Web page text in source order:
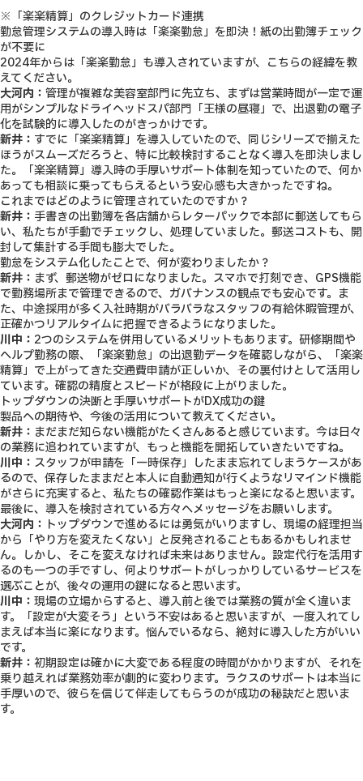
※「楽楽精算」のクレジットカード連携
勤怠管理システムの導入時は「楽楽勤怠」を即決！紙の出勤簿チェック
が不要に
2024年からは「楽楽勤怠」も導入されていますが、こちらの経緯を教
えてください。
大河内： 管理が複雑な美容室部門に先立ち、まずは営業時間が一定で運
用がシンプルなドライヘッドスパ部門「王様の昼寝」で、出退勤の電子
化を試験的に導入したのがきっかけです。
新井： すでに「楽楽精算」を導入していたので、同じシリーズで揃えた
ほうがスムーズだろうと、特に比較検討することなく導入を即決しまし
た。
「楽楽精算」導入時の手厚いサポート体制を知っていたので、何か
あっても相談に乗ってもらえるという安心感も大きかったですね。
これまではどのように管理されていたのですか？
新井： 手書きの出勤簿を各店舗からレターパックで本部に郵送してもら
い、私たちが手動でチェックし、処理していました。郵送コストも、開
封して集計する手間も膨大でした。
勤怠をシステム化したことで、何が変わりましたか？
新井： まず、郵送物がゼロになりました。スマホで打刻でき、GPS機能
で勤務場所まで管理できるので、ガバナンスの観点でも安心です。ま
た、中途採用が多く入社時期がバラバラなスタッフの有給休暇管理が、
正確かつリアルタイムに把握できるようになりました。
川中： 2つのシステムを併用しているメリットもあります。 研修期間や
ヘルプ勤務の際、「楽楽勤怠」の出退勤データを確認しながら、「楽楽
精算」で上がってきた交通費申請が正しいか、その裏付けとして活用し
ています。 確認の精度とスピードが格段に上がりました。
トップダウンの決断と手厚いサポートがDX成功の鍵
製品への期待や、今後の活用について教えてください。
新井： まだまだ知らない機能がたくさんあると感じています。今は日々
の業務に追われていますが、もっと機能を開拓していきたいですね。
川中： スタッフが申請を「一時保存」したまま忘れてしまうケースがあ
るので、保存したままだと本人に自動通知が行くようなリマインド機能
がさらに充実すると、私たちの確認作業はもっと楽になると思います。
最後に、導入を検討されている方々へメッセージをお願いします。
大河内： トップダウンで進めるには勇気がいりますし、現場の経理担当
から「やり方を変えたくない」と反発されることもあるかもしれませ
ん。しかし、そこを変えなければ未来はありません。 設定代行を活用す
るのも一つの手ですし、何よりサポートがしっかりしているサービスを
選ぶことが、後々の運用の鍵になると思います。
川中： 現場の立場からすると、導入前と後では業務の質が全く違いま
す。「設定が大変そう」という不安はあると思いますが、一度入れてし
まえば本当に楽になります。悩んでいるなら、絶対に導入した方がいい
です。
新井： 初期設定は確かに大変である程度の時間がかかりますが、それを
乗り越えれば業務効率が劇的に変わります。 ラクスのサポートは本当に
手厚いので、彼らを信じて伴走してもらうのが成功の秘訣だと思いま
す。